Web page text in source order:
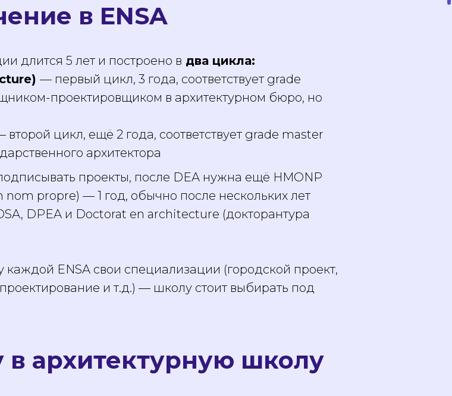
в ENSA
длится 5 лет и построено в два цикла:
— первый цикл, 3 года, соответствует grade
проектировщиком в архитектурном бюро, но
второй цикл, ещё 2 года, соответствует grade master
архитектора
проекты, после DEA нужна ещё HMONP
propre) — 1 год, обычно после нескольких лет
DPEA и Doctorat en architecture (докторантура
ENSA свои специализации (городской проект,
и т.д.) — школу стоит выбирать под
в архитектурную школу